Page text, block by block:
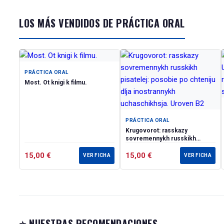
de los estudiantes. Cada
Учебный комплекс
формирования
профиля, осваивающих I
студента, Рабочая
студента как составная
под руководством
ситуативно-
людей: семья, карьера,
стратегической
Структура текстов дает
информацию,
Conversations about Life:
LOS MÁS VENDIDOS DE PRÁCTICA ORAL
PRÁCTICA ORAL
Most. Ot knigi k filmu.
15,00 € VER FICHA
PRÁCTICA ORAL
Krugovorot: rasskazy
sovremennykh russkikh
pisatelej: posobie po chteniju
dlja inostrannykh
uchaschikhsja. Uroven B2
15,00 € VER FICHA